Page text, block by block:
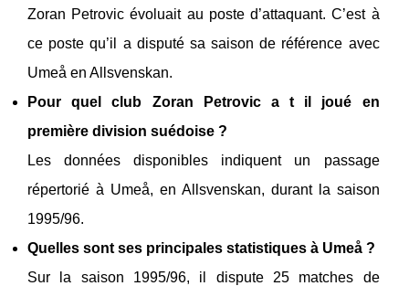
Zoran Petrovic évoluait au poste d’attaquant. C’est à
ce poste qu’il a disputé sa saison de référence avec
Umeå en Allsvenskan.
Pour quel club Zoran Petrovic a t il joué en
première division suédoise ?
Les données disponibles indiquent un passage
répertorié à Umeå, en Allsvenskan, durant la saison
1995/96.
Quelles sont ses principales statistiques à Umeå ?
Sur la saison 1995/96, il dispute 25 matches de